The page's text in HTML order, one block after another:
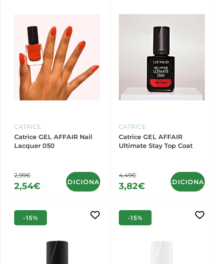
CATRICE
Catrice GEL AFFAIR Nail
Lacquer 050
2,99€
2,54€ ADICIONAR
CATRICE
Catrice GEL AFFAIR
Ultimate Stay Top Coat
4,49€
3,82€ ADICIONAR
-15% -15%